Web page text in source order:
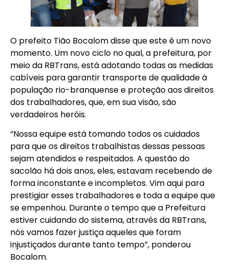
O prefeito Tião Bocalom disse que este é um novo
momento. Um novo ciclo no qual, a prefeitura, por
meio da RBTrans, está adotando todas as medidas
cabíveis para garantir transporte de qualidade à
população rio-branquense e proteção aos direitos
dos trabalhadores, que, em sua visão, são
verdadeiros heróis.
“Nossa equipe está tomando todos os cuidados
para que os direitos trabalhistas dessas pessoas
sejam atendidos e respeitados. A questão do
sacolão há dois anos, eles, estavam recebendo de
forma inconstante e incompletos. Vim aqui para
prestigiar esses trabalhadores e toda a equipe que
se empenhou. Durante o tempo que a Prefeitura
estiver cuidando do sistema, através da RBTrans,
nós vamos fazer justiça aqueles que foram
injustiçados durante tanto tempo”, ponderou
Bocalom.